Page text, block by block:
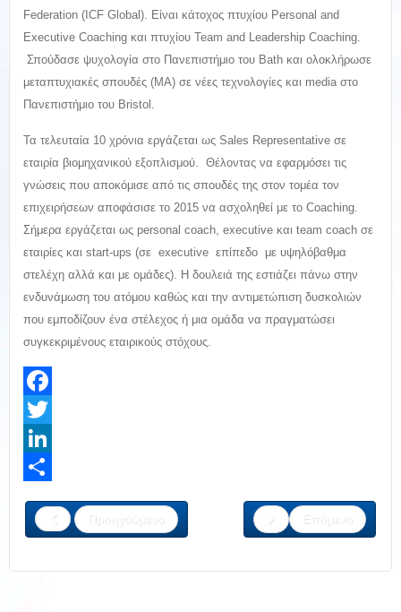
Federation (ICF Global). Είναι κάτοχος πτυχίου Personal and
Executive Coaching και πτυχίου Team and Leadership Coaching.
Σπούδασε ψυχολογία στο Πανεπιστήμιο του Bath και ολοκλήρωσε
μεταπτυχιακές σπουδές (ΜΑ) σε νέες τεχνολογίες και media στο
Πανεπιστήμιο του Bristol.
Τα τελευταία 10 χρόνια εργάζεται ως Sales Representative σε
εταιρία βιομηχανικού εξοπλισμού. Θέλοντας να εφαρμόσει τις
γνώσεις που αποκόμισε από τις σπουδές της στον τομέα τον
επιχειρήσεων αποφάσισε το 2015 να ασχοληθεί με το Coaching.
Σήμερα εργάζεται ως personal coach, executive και team coach σε
εταιρίες και start-ups (σε executive επίπεδο με υψηλόβαθμα
στελέχη αλλά και με ομάδες). Η δουλειά της εστιάζει πάνω στην
ενδυνάμωση του ατόμου καθώς και την αντιμετώπιση δυσκολιών
που εμποδίζουν ένα στέλεχος ή μια ομάδα να πραγματώσει
συγκεκριμένους εταιρικούς στόχους.
Facebook
Twitter
LinkedIn
Προηγούμενο
Επόμενο